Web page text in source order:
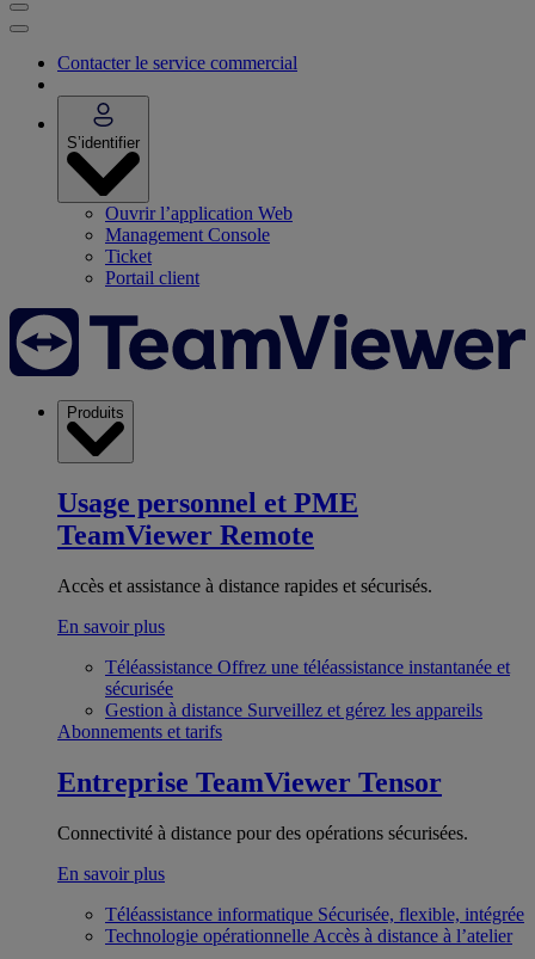
Contacter le service commercial
S’identifier
Ouvrir l’application Web
Management Console
Ticket
Portail client
Produits
Usage personnel et PME
TeamViewer Remote
Accès et assistance à distance rapides et sécurisés.
En savoir plus
Téléassistance Offrez une téléassistance instantanée et
sécurisée
Gestion à distance Surveillez et gérez les appareils
Abonnements et tarifs
Entreprise TeamViewer Tensor
Connectivité à distance pour des opérations sécurisées.
En savoir plus
Téléassistance informatique Sécurisée, flexible, intégrée
Technologie opérationnelle Accès à distance à l’atelier